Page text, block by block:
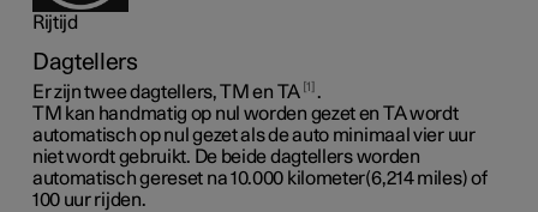
Rijtijd
Dagtellers
Er zijn twee dagtellers, TM en TA 1
.
TM kan handmatig op nul worden gezet en TA wordt
automatisch op nul gezet als de auto minimaal vier uur
niet wordt gebruikt. De beide dagtellers worden
automatisch gereset na10.000 kilometer(6,214 miles)of
100 uur rijden.